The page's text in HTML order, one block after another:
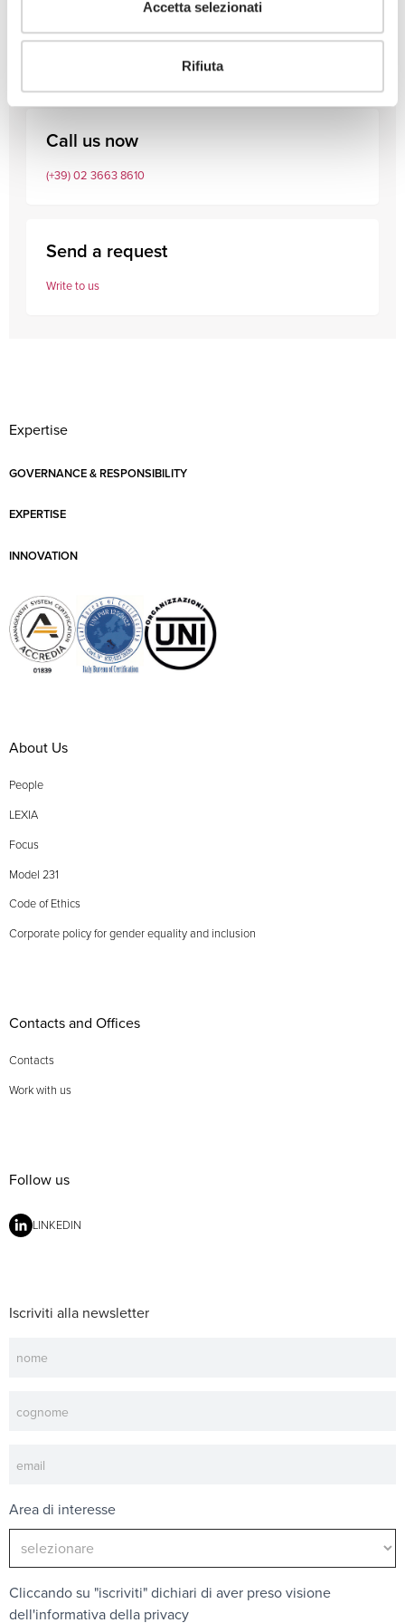
Accetta selezionati
Rifiuta
Consult our professionals
Call us now
(+39) 02 3663 8610
Send a request
Write to us
Expertise
GOVERNANCE & RESPONSIBILITY
EXPERTISE
INNOVATION
About Us
People
LEXIA
Focus
Model 231
Code of Ethics
Corporate policy for gender equality and inclusion
Contacts and Offices
Contacts
Work with us
Follow us
LINKEDIN
Iscriviti alla newsletter
Area di interesse
Cliccando su "iscriviti" dichiari di aver preso visione
dell'informativa della privacy